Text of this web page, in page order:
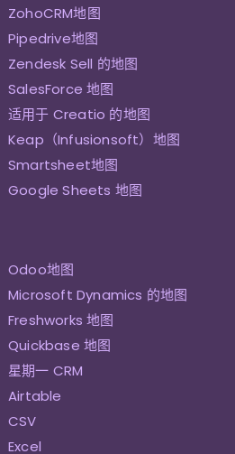
ZohoCRM地图
Pipedrive地图
Zendesk Sell 的地图
SalesForce 地图
适用于 Creatio 的地图
Keap（Infusionsoft）地图
Smartsheet地图
Google Sheets 地图
Odoo地图
Microsoft Dynamics 的地图
Freshworks 地图
Quickbase 地图
星期一 CRM
Airtable
CSV
Excel